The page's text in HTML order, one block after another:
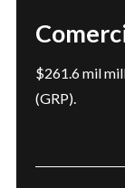
$261.6 mil
(GRP).